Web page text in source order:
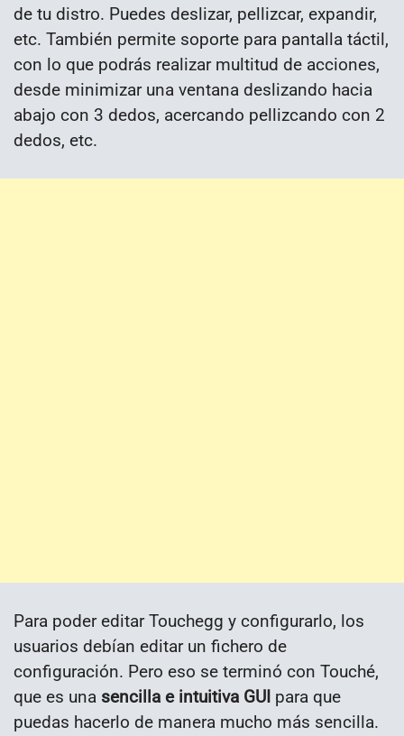
de tu distro. Puedes deslizar, pellizcar, expandir,
etc. También permite soporte para pantalla táctil,
con lo que podrás realizar multitud de acciones,
desde minimizar una ventana deslizando hacia
abajo con 3 dedos, acercando pellizcando con 2
dedos, etc.
Para poder editar Touchegg y configurarlo, los
usuarios debían editar un fichero de
configuración. Pero eso se terminó con Touché,
que es una sencilla e intuitiva GUI para que
puedas hacerlo de manera mucho más sencilla.